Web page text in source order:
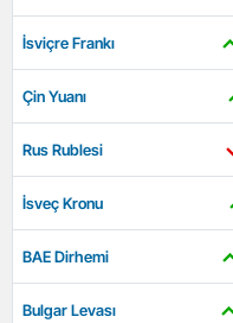
İsviçre Frankı
Çin Yuanı
Rus Rublesi
İsveç Kronu
BAE Dirhemi
Bulgar Levası